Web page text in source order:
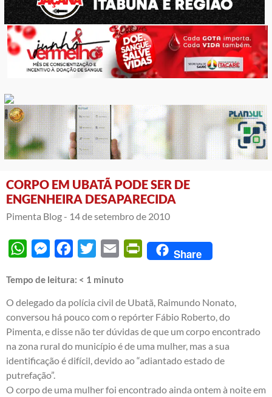
CORPO EM UBATÃ PODE SER DE
ENGENHEIRA DESAPARECIDA
Pimenta Blog - 14 de setembro de 2010
WhatsAppMessengerFacebook
Twitter Email PrintFriendly
Share
Tempo de leitura: < 1 minuto
O delegado da polícia civil de Ubatã, Raimundo Nonato,
conversou há pouco com o repórter Fábio Roberto, do
Pimenta, e disse não ter dúvidas de que um corpo encontrado
na zona rural do município é de uma mulher, mas a sua
identificação é difícil, devido ao “adiantado estado de
putrefação”.
O corpo de uma mulher foi encontrado ainda ontem à noite em